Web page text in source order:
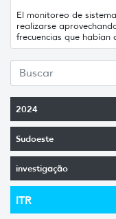
2024
Sudoeste
investigação
ITR
El monitoreo de
realizarse
frecuencias que habían